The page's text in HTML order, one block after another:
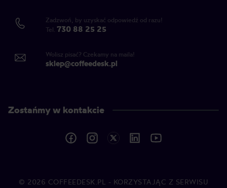
Zadzwoń, by uzyskać odpowiedź od razu!
Tel. 730 88 25 25
Wolisz pisać? Czekamy na maila!
sklep@coffeedesk.pl
Zostańmy w kontakcie
© 2026 COFFEEDESK.PL - KORZYSTAJĄC Z SERWISU